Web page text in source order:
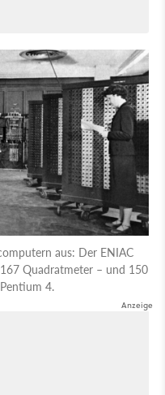
aus: Der ENIAC
Quadratmeter – und 150
4.